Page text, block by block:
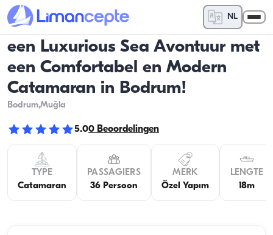
NL
een Luxurious Sea Avontuur met
een Comfortabel en Modern
Catamaran in Bodrum!
Bodrum,Muğla
5.00 Beoordelingen
TYPE
Catamaran
PASSAGIERS
36 Persoon
MERK
Özel Yapım
LENGTE
18m